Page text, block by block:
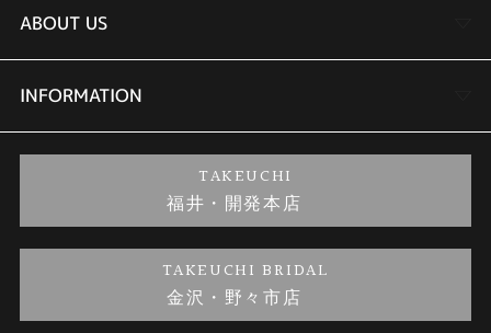
＊ホームタイム設定を受信可能な都市に設定すると、都市に合わせた局を受
結婚指輪
セットリング
婚約ネックレス
金・プラチナのお取引
TAKEUCHI BRIDAL金沢本店情報
商品一覧
ブランドリスト
金澤指輪工房｜手作りペアリング
金澤指輪工房｜手作り結婚指輪 and 婚約指輪
ABOUT US
会社概要
お客様の声
INFORMATION
プライバシーポリシー
TAKEUCHI
福井・開発本店
TAKEUCHI BRIDAL
金沢・野々市店